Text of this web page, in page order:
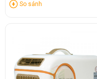
So sánh